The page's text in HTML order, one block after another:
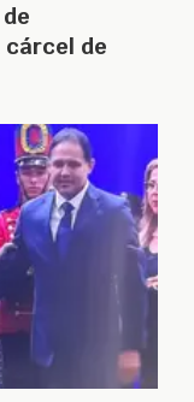
cárcel de